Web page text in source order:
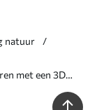
natuur
met een 3D-